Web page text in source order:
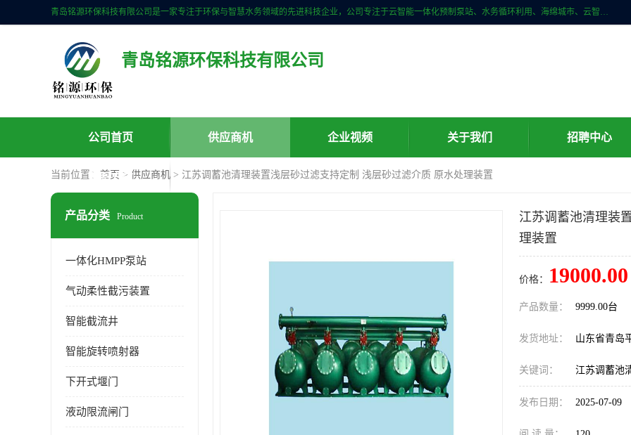
青岛铭源环保科技有限公司是一家专注于环保与智慧水务领域的先进科技企业，公司专注于云智能一体化预制泵站、水务循环利用、海绵城市、云智慧水务开发及新型环保技术研发等领域。铭源环保以为客户提供优质产品、专业技术服务为己任。为客户提供量身定制方案，提供多种配置方案满足实际使用要求。严控供货周期，并提供高标准后期维护。以环保为己任，视质量如生命，以技术做先导，靠诚信赢客户。
青岛铭源环保科技有限公司
公司首页 供应商机 企业视频 关于我们 招聘中心
联系方式
当前位置： 首页 > 供应商机 > 江苏调蓄池清理装置浅层砂过滤支持定制 浅层砂过滤介质 原水处理装置
产品分类 Product
一体化HMPP泵站
气动柔性截污装置
智能截流井
智能旋转喷射器
下开式堰门
液动限流闸门
江苏调蓄池清理装
理装置
价格： 19000.00
产品数量： 9999.00台
发货地址： 山东省青岛
关键词： 江苏调蓄池
发布日期： 2025-07-09